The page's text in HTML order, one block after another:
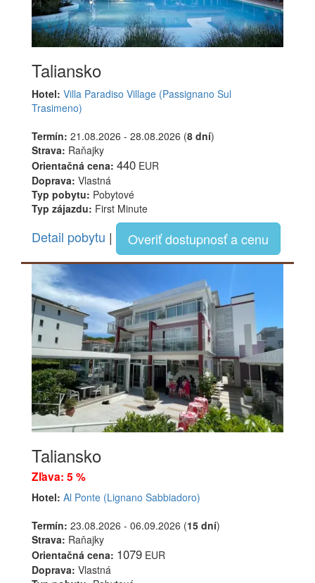
Taliansko
Hotel: Villa Paradiso Village (Passignano Sul
Trasimeno)
Termín: 21.08.2026 - 28.08.2026 (8 dní)
Strava: Raňajky
Orientačná cena: 440 EUR
Doprava: Vlastná
Typ pobytu: Pobytové
Typ zájazdu: First Minute
Detail pobytu | Overiť dostupnosť a cenu
Taliansko
Zľava: 5 %
Hotel: Al Ponte (Lignano Sabbiadoro)
Termín: 23.08.2026 - 06.09.2026 (15 dní)
Strava: Raňajky
Orientačná cena: 1079 EUR
Doprava: Vlastná